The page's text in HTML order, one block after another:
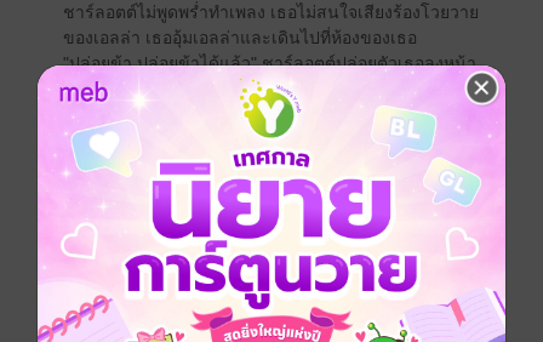
ชาร์ลอตต์ไม่พูดพร่ำทำเพลง เธอไม่สนใจเสียงร้องโวยวาย
ของเอลล่า เธออุ้มเอลล่าและเดินไปที่ห้องของเธอ
"ปล่อยข้า ปล่อยข้าได้แล้ว" ชาร์ลอตต์ปล่อยตัวเธอลงหน้า
ห้องพัก
"ข้าเดินเองได้หรอกน่า ไม่เห็นต้องอุ้มข้าเลย ข้าไม่ใช่เด็ก
น่ะ" เอลล่าดึงผ้าคลุมไหล่ขึ้นมาปิดความเย็นจากอากาศ
"ข้าก็แค่แกล้งเจ้าเล่น เออ แล้วเจ้าไปที่หอนางโลมทำไม"
ชาร์ลอตต์ถามขึ้นมาจนทำให้ให้เธอต้องหลบหน้า
"ก็ไม่มีอะไรนิ ข้าก็แค่ออกไปเที่ยวเล่น" เอลล่าหาข้ออ้าง
"งั้นเหรอ" ชาร์ลอตต์ทำท่าทางเหมือนไม่เชื่อ
"อืม ใช่" เอลล่ายืนยัน
"ถ้าเจ้าอยากออกไปเที่ยวคราวหลังก็บอกข้าสิ ข้าจะพาเจ้า
ไปเอง เจ้าเข้าไปแบบนั้นมันอันตราย มันเป็นที่สำหรับพวก